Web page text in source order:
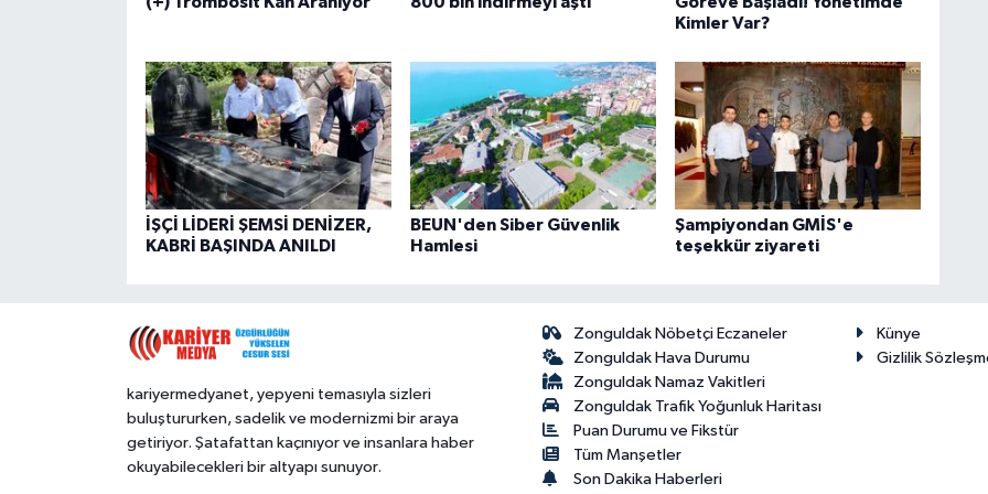
Kimler Var?
İŞÇİ LİDERİ ŞEMSİ DENİZER,
KABRİ BAŞINDA ANILDI
BEUN'den Siber Güvenlik
Hamlesi
Şampiyondan GMİS'e
teşekkür ziyareti
kariyermedyanet, yepyeni temasıyla sizleri
buluştururken, sadelik ve modernizmi bir araya
getiriyor. Şatafattan kaçınıyor ve insanlara haber
okuyabilecekleri bir altyapı sunuyor.
Zonguldak Nöbetçi Eczaneler
Zonguldak Hava Durumu
Zonguldak Namaz Vakitleri
Zonguldak Trafik Yoğunluk Haritası
Puan Durumu ve Fikstür
Tüm Manşetler
Son Dakika Haberleri
Künye
Gizlilik